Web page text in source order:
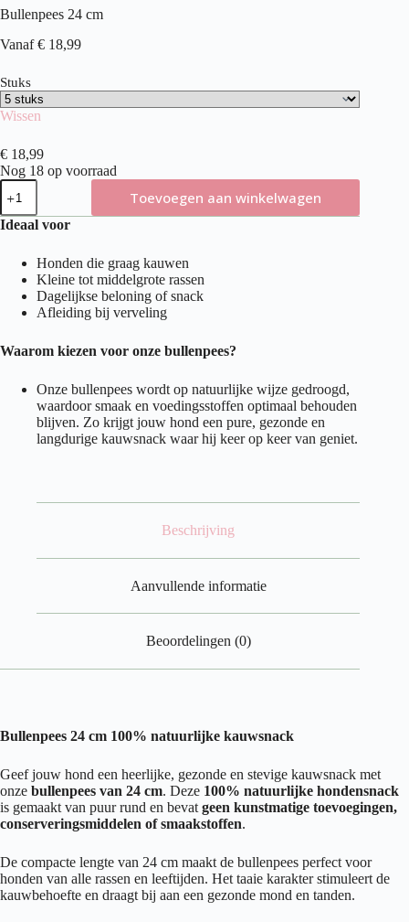
Bullenpees 24 cm
Vanaf€ 18,99
Stuks
Wissen
€ 18,99
Nog 18 op voorraad
Bullenpees
24
cm
aantal
Toevoegen aan winkelwagen
Ideaal voor
Honden die graag kauwen
Kleine tot middelgrote rassen
Dagelijkse beloning of snack
Afleiding bij verveling
Waarom kiezen voor onze bullenpees?
Onze bullenpees wordt op natuurlijke wijze gedroogd,
waardoor smaak en voedingsstoffen optimaal behouden
blijven. Zo krijgt jouw hond een pure, gezonde en
langdurige kauwsnack waar hij keer op keer van geniet.
Beschrijving
Aanvullende informatie
Beoordelingen (0)
Bullenpees 24 cm 100% natuurlijke kauwsnack
Geef jouw hond een heerlijke, gezonde en stevige kauwsnack met
onze bullenpees van 24 cm. Deze 100% natuurlijke hondensnack
is gemaakt van puur rund en bevat geen kunstmatige toevoegingen,
conserveringsmiddelen of smaakstoffen.
De compacte lengte van 24 cm maakt de bullenpees perfect voor
honden van alle rassen en leeftijden. Het taaie karakter stimuleert de
kauwbehoefte en draagt bij aan een gezonde mond en tanden.